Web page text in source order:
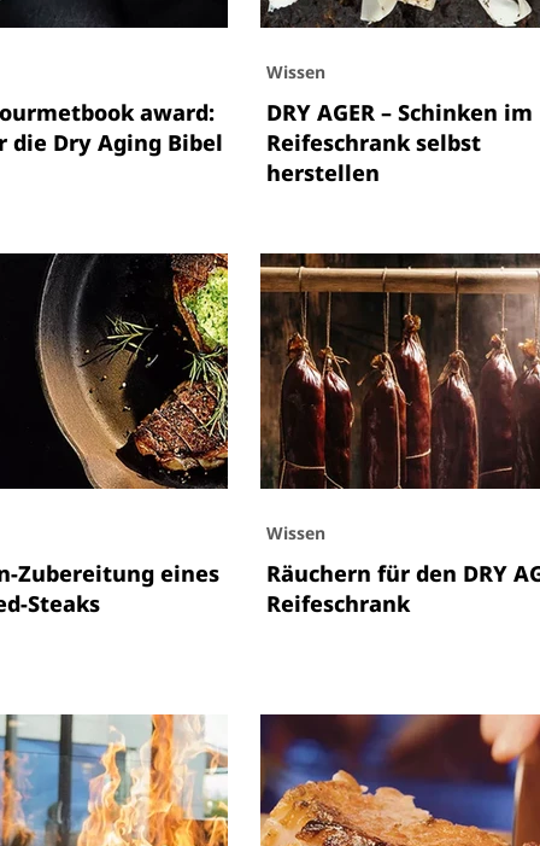
award:
die Dry Aging Bibel
DRY AGER – Schinken im
Reifeschrank selbst
herstellen
Wissen
Zubereitung eines
Steaks
Räuchern für den DRY
Reifeschrank
Wissen